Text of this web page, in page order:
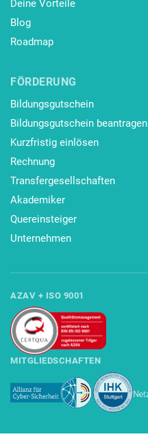
Deine Vorteile
Blog
Roadmap
FÖRDERUNG
Bildungsgutschein
Bildungsgutschein beantragen
Kurzfristig einlösen
Rechnung
Transfergesellschaften
Akademiker
Quereinsteiger
Unternehmen
AZAV + ISO 9001
MITGLIEDSCHAFTEN